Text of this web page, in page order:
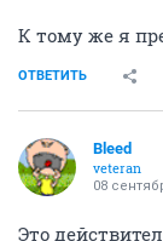
К тому же я
ОТВЕТИТЬ
Bleed
veteran
08
Это